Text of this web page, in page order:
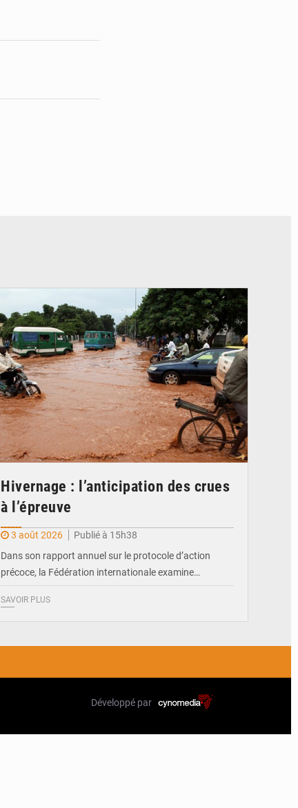
Hivernage : l’anticipation des crues
à l’épreuve
3 août 2026
Publié à 15h38
Dans son rapport annuel sur le protocole d’action
précoce, la Fédération internationale examine…
SAVOIR PLUS
Développé par